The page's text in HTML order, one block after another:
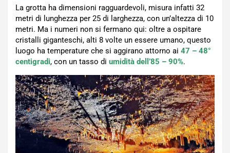
La grotta ha dimensioni ragguardevoli, misura infatti 32
metri di lunghezza per 25 di larghezza, con un’altezza di 10
metri. Ma i numeri non si fermano qui: oltre a ospitare
cristalli giganteschi, alti 8 volte un essere umano, questo
luogo ha temperature che si aggirano attorno ai 47 – 48°
centigradi, con un tasso di umidità dell’85 – 90%.